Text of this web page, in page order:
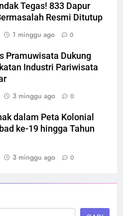
Tegas! 833 Dapur
Resmi Ditutup
1 minggu ago 0
Pramuwisata Dukung
Industri Pariwisata
3 minggu ago 0
dalam Peta Kolonial
ke-19 hingga Tahun
3 minggu ago 0